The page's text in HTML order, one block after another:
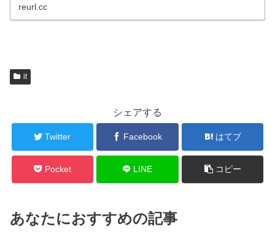
reurl.cc
it
シェアする
Twitter Facebook はてブ
Pocket LINE コピー
あなたにおすすめの記事